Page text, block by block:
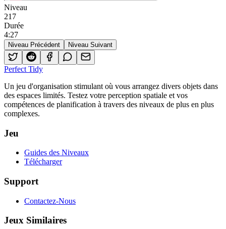
Niveau
217
Durée
4:27
Niveau Précédent Niveau Suivant
Perfect Tidy
Un jeu d'organisation stimulant où vous arrangez divers objets dans
des espaces limités. Testez votre perception spatiale et vos
compétences de planification à travers des niveaux de plus en plus
complexes.
Jeu
Guides des Niveaux
Télécharger
Support
Contactez-Nous
Jeux Similaires